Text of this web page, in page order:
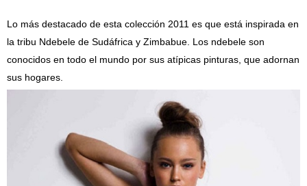
Lo más destacado de esta colección 2011 es que está inspirada en
la tribu Ndebele de Sudáfrica y Zimbabue. Los ndebele son
conocidos en todo el mundo por sus atípicas pinturas, que adornan
sus hogares.